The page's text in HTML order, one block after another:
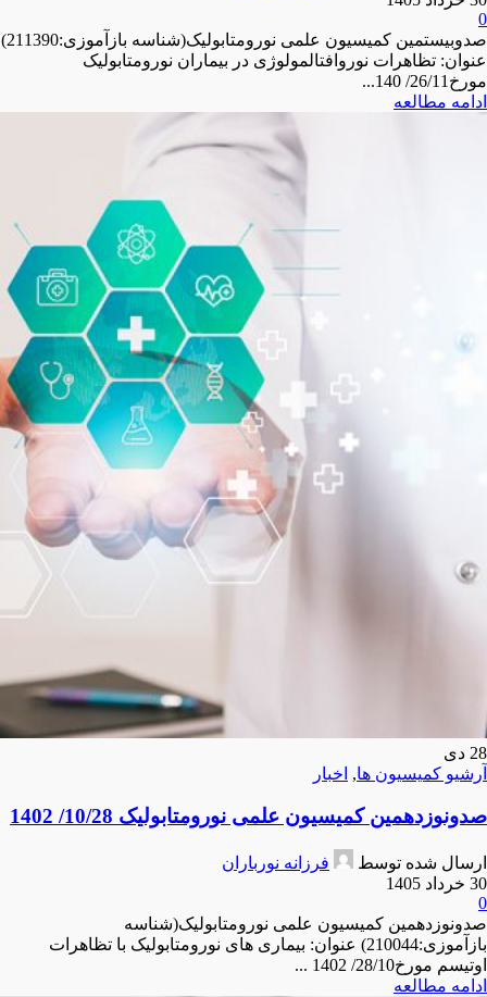
0
صدوبیستمین کمیسیون علمی نورومتابولیک(شناسه بازآموزی:211390)
عنوان: تظاهرات نوروافتالمولوژی در بیماران نورومتابولیک
مورخ26/11/ 140...
ادامه مطالعه
28 دی
آرشیو کمیسیون ها, اخبار
صدونوزدهمین کمیسیون علمی نورومتابولیک 10/28/ 1402
ارسال شده توسط
فرزانه نورباران
30 خرداد 1405
0
صدونوزدهمین کمیسیون علمی نورومتابولیک(شناسه
بازآموزی:210044) عنوان: بیماری های نورومتابولیک با تظاهرات
اوتیسم مورخ28/10/ 1402 ...
ادامه مطالعه